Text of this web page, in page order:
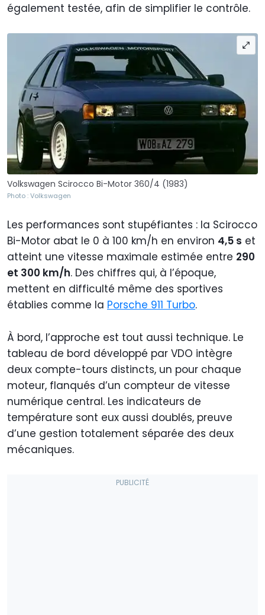
également testée, afin de simplifier le contrôle.
Volkswagen Scirocco Bi-Motor 360/4 (1983)
Photo : Volkswagen
Les performances sont stupéfiantes : la Scirocco
Bi-Motor abat le 0 à 100 km/h en environ 4,5 s et
atteint une vitesse maximale estimée entre 290
et 300 km/h. Des chiffres qui, à l’époque,
mettent en difficulté même des sportives
établies comme la Porsche 911 Turbo.
À bord, l’approche est tout aussi technique. Le
tableau de bord développé par VDO intègre
deux compte-tours distincts, un pour chaque
moteur, flanqués d’un compteur de vitesse
numérique central. Les indicateurs de
température sont eux aussi doublés, preuve
d’une gestion totalement séparée des deux
mécaniques.